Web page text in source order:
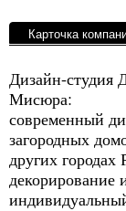
Карточка
Дизайн-студия
Мисюра:
современный
загородных
других
декорирование